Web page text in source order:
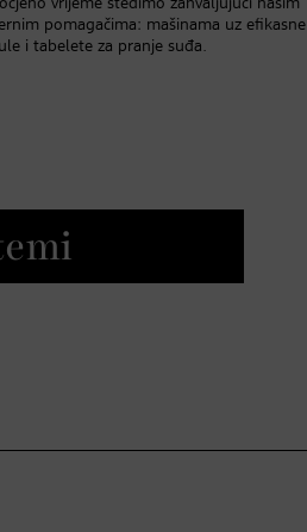
vrijeme štedimo zahvaljujući našim
pomagačima: mašinama uz efikasne
i tabelete za pranje suđa.